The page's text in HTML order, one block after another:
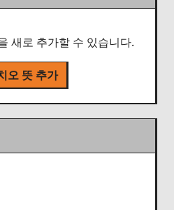
새로 추가할 수 있습니다.
오 뜻 추가